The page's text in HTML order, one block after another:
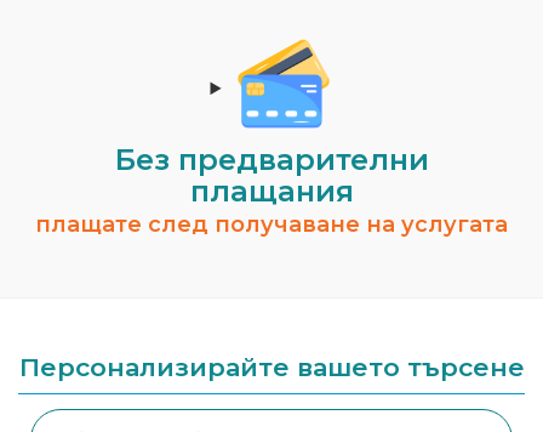
Без предварителни
плащания
плащате след получаване на услугата
Персонализирайте вашето търсене